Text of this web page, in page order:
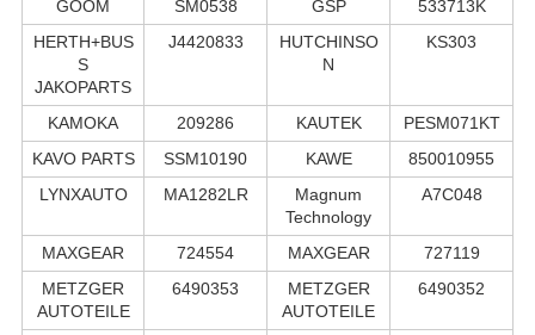
GOOM SM0538 GSP
533713K
HERTH+BUS
S
JAKOPARTS
J4420833
HUTCHINSO
N
KS303
KAMOKA 209286 KAUTEK
PESM071KT
KAVO PARTS
SSM10190 KAWE
850010955
LYNXAUTO
MA1282LR
Magnum
Technology
A7C048
MAXGEAR 724554 MAXGEAR
727119
METZGER
AUTOTEILE
6490353
METZGER
AUTOTEILE
6490352